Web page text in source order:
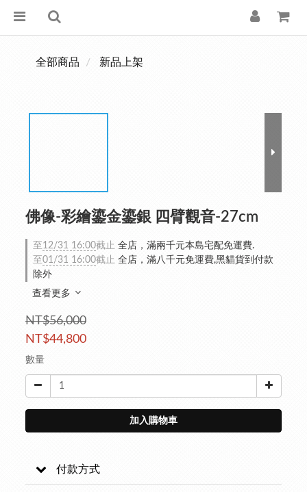
全部商品 新品上架
佛像-彩繪鎏金鎏銀 四臂觀音-27cm
至 12/31 16:00截止 全店，滿兩千元本島宅配免運費.
至01/31 16:00截止 全店，滿八千元免運費,黑貓貨到付款
除外
查看更多
NT$56,000
NT$44,800
數量
加入購物車
付款方式